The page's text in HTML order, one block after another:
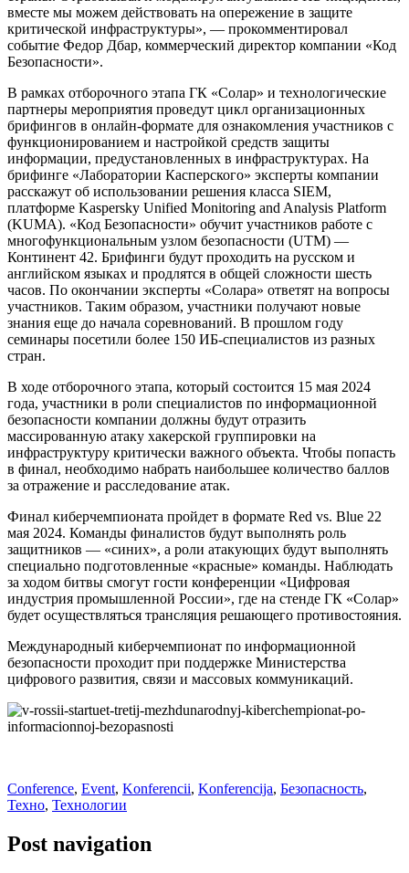
вместе мы можем действовать на опережение в защите
критической инфраструктуры», — прокомментировал
событие Федор Дбар, коммерческий директор компании «Код
Безопасности».
В рамках отборочного этапа ГК «Солар» и технологические
партнеры мероприятия проведут цикл организационных
брифингов в онлайн-формате для ознакомления участников с
функционированием и настройкой средств защиты
информации, предустановленных в инфраструктурах. На
брифинге «Лаборатории Касперского» эксперты компании
расскажут об использовании решения класса SIEM,
платформе Kaspersky Unified Monitoring and Analysis Platform
(KUMA). «Код Безопасности» обучит участников работе с
многофункциональным узлом безопасности (UTM) —
Континент 42. Брифинги будут проходить на русском и
английском языках и продлятся в общей сложности шесть
часов. По окончании эксперты «Солара» ответят на вопросы
участников. Таким образом, участники получают новые
знания еще до начала соревнований. В прошлом году
семинары посетили более 150 ИБ-специалистов из разных
стран.
В ходе отборочного этапа, который состоится 15 мая 2024
года, участники в роли специалистов по информационной
безопасности компании должны будут отразить
массированную атаку хакерской группировки на
инфраструктуру критически важного объекта. Чтобы попасть
в финал, необходимо набрать наибольшее количество баллов
за отражение и расследование атак.
Финал киберчемпионата пройдет в формате Red vs. Blue 22
мая 2024. Команды финалистов будут выполнять роль
защитников — «синих», а роли атакующих будут выполнять
специально подготовленные «красные» команды. Наблюдать
за ходом битвы смогут гости конференции «Цифровая
индустрия промышленной России», где на стенде ГК «Солар»
будет осуществляться трансляция решающего противостояния.
Международный киберчемпионат по информационной
безопасности проходит при поддержке Министерства
цифрового развития, связи и массовых коммуникаций.
Conference, Event, Konferencii, Konferencija, Безопасность,
Техно, Технологии
Post navigation